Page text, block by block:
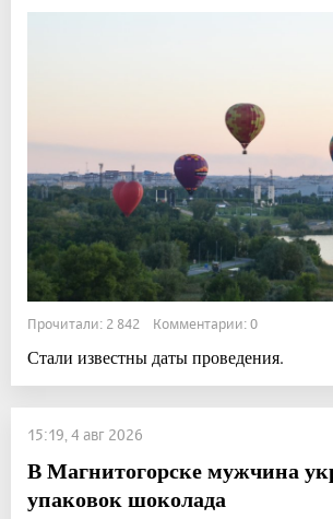
Прочитали: 2 842 Комментарии: 0
Стали известны даты проведения.
15:19, 4 авг 2026
В Магнитогорске мужчина
упаковок шоколада